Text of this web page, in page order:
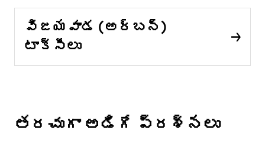
విజయవాడ (అర్బన్)
టాక్సీలు
తరచుగా అడిగే ప్రశ్నలు